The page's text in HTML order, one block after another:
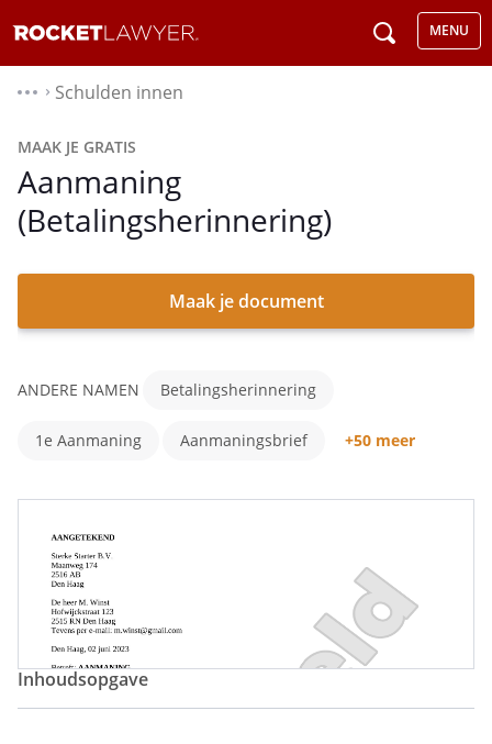
MENU
⌃ Schulden innen
MAAK JE GRATIS
Aanmaning
(Betalingsherinnering)
Maak je document
ANDERE NAMEN Betalingsherinnering
1e Aanmaning Aanmaningsbrief +50 meer
Betalingsherinnering Aanmaning
Tweede Betalingsherinnering
Laatste Aanmaning Voor Incasso
Herinnering Aanmaning
Inhoudsopgave